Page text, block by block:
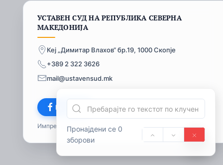
Пронајдени се 0
зборови
УСТАВЕН СУД НА РЕПУБЛИКА СЕВЕРНА
МАКЕДОНИЈА
Кеј „Димитар Влахов“ бр.19, 1000 Скопје
+389 2 322 3626
mail@ustavensud.mk
Facebook
Импресум© 2026